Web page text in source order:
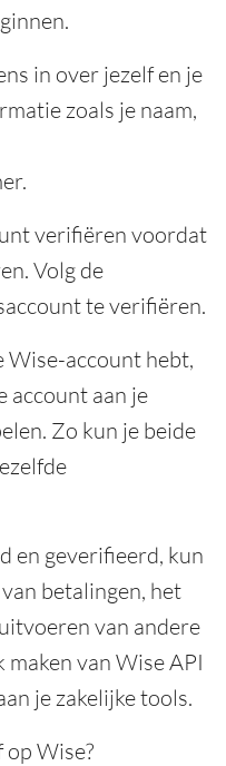
in over jezelf en je
zoals je naam,
verifiëren voordat
Volg de
te verifiëren.
Wise-account hebt,
account aan je
Zo kun je beide
en geverifieerd, kun
betalingen, het
van andere
van Wise API
je zakelijke tools.
Wise?